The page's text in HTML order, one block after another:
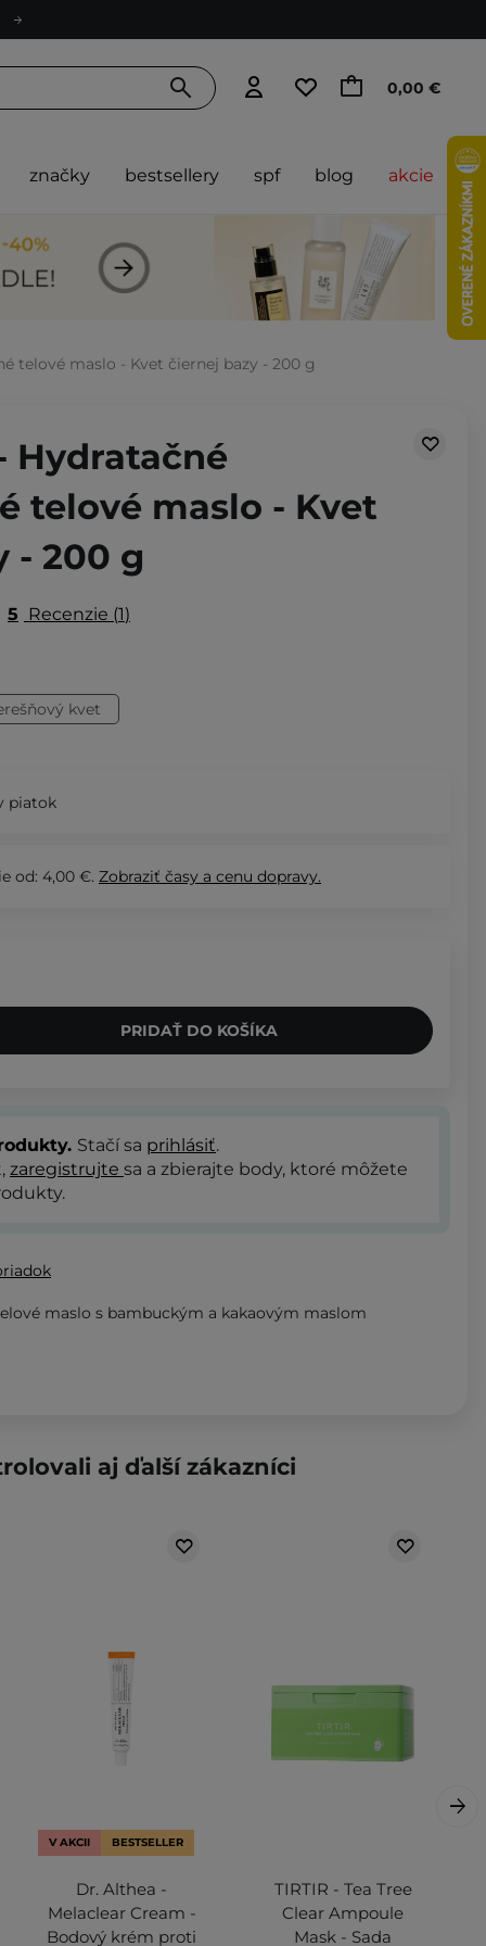
0,00 €
značky bestsellery spf blog akcie
telové maslo - Kvet čiernej bazy - 200 g
Hydratačné
telové maslo - Kvet
- 200 g
5 Recenzie 1
kvet
piatok
od: 4,00 €. Zobraziť časy a cenu dopravy.
PRIDAŤ DO KOŠÍKA
Stačí sa prihlásiť.
zaregistrujte sa a zbierajte body, ktoré môžete
maslo s bambuckým a kakaovým maslom
aj ďalší zákazníci
V AKCII BESTSELLER
Dr. Althea -
Melaclear Cream -
Bodový krém proti
TIRTIR - Tea Tree
Clear Ampoule
Mask - Sada